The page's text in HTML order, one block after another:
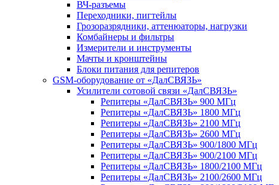
ВЧ-разъемы
Переходники, пигтейлы
Грозоразрядники, аттенюаторы, нагрузки
Комбайнеры и фильтры
Измерители и инструменты
Мачты и кронштейны
Блоки питания для репитеров
GSM-оборудование от «ДалСВЯЗЬ»
Усилители сотовой связи «ДалСВЯЗЬ»
Репитеры «ДалСВЯЗЬ» 900 МГц
Репитеры «ДалСВЯЗЬ» 1800 МГц
Репитеры «ДалСВЯЗЬ» 2100 МГц
Репитеры «ДалСВЯЗЬ» 2600 МГц
Репитеры «ДалСВЯЗЬ» 900/1800 МГц
Репитеры «ДалСВЯЗЬ» 900/2100 МГц
Репитеры «ДалСВЯЗЬ» 1800/2100 МГц
Репитеры «ДалСВЯЗЬ» 2100/2600 МГц